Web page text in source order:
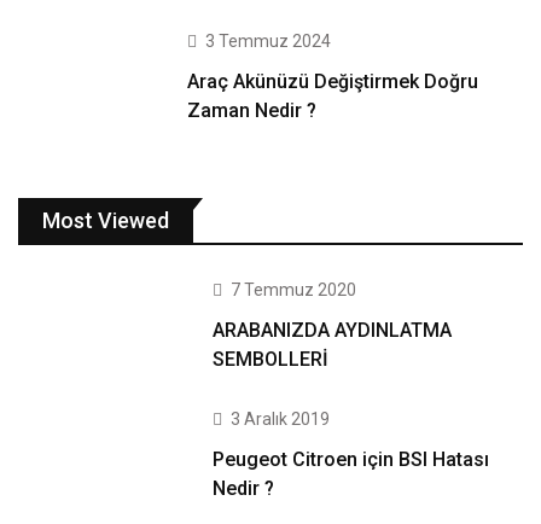
3 Temmuz 2024
Araç Akünüzü Değiştirmek Doğru
Zaman Nedir ?
Most Viewed
7 Temmuz 2020
ARABANIZDA AYDINLATMA
SEMBOLLERİ
3 Aralık 2019
Peugeot Citroen için BSI Hatası
Nedir ?